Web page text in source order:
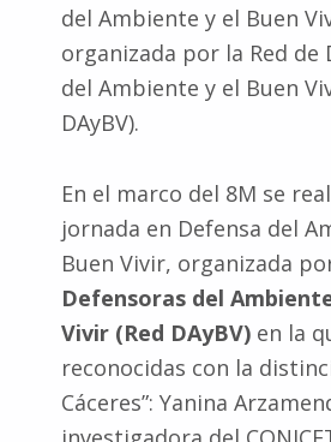
del Ambiente y el Buen
organizada por la Red de
del Ambiente y el Buen
DAyBV).
En el marco del 8M se
jornada en Defensa del
Buen Vivir, organizada
Defensoras del
Vivir (Red DAyBV)en la
reconocidas con la
Cáceres”: Yanina